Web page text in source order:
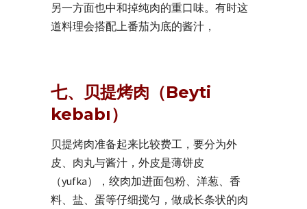
另一方面也中和掉纯肉的重口味。有时这
道料理会搭配上番茄为底的酱汁，
七、贝提烤肉（Beyti
kebabı）
贝提烤肉准备起来比较费工，要分为外
皮、肉丸与酱汁，外皮是薄饼皮
（yufka），绞肉加进面包粉、洋葱、香
料、盐、蛋等仔细搅匀，做成长条状的肉